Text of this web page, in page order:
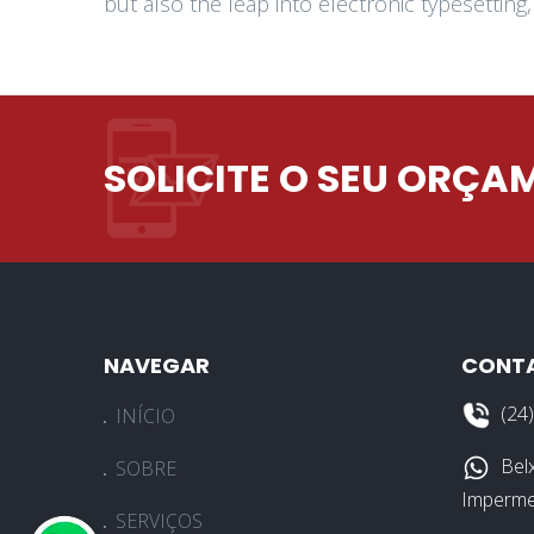
SOLICITE O SEU
NAVEGAR
INÍCIO
SOBRE
SERVIÇOS